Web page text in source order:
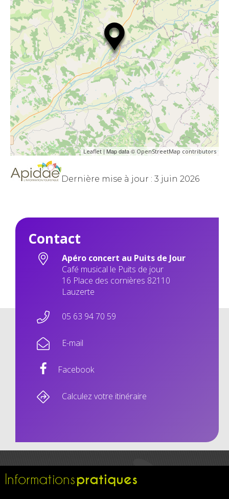
Leaflet | Map data © OpenStreetMap contributors
Dernière mise à jour : 3 juin 2026
Contact
Apéro concert au Puits de Jour
Café musical le Puits de jour
16 Place des cornières 82110
Lauzerte
05 63 94 70 59
E-mail
Facebook
Calculez votre itinéraire
Informationspratiques